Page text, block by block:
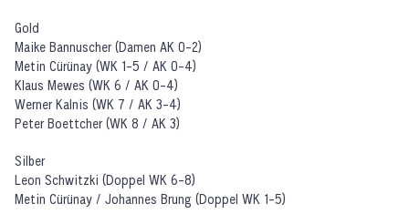
Gold
Maike Bannuscher (Damen AK 0-2)
Metin Cürünay (WK 1-5 / AK 0-4)
Klaus Mewes (WK 6 / AK 0-4)
Werner Kalnis (WK 7 / AK 3-4)
Peter Boettcher (WK 8 / AK 3)
Silber
Leon Schwitzki (Doppel WK 6-8)
Metin Cürünay / Johannes Brung (Doppel WK 1-5)